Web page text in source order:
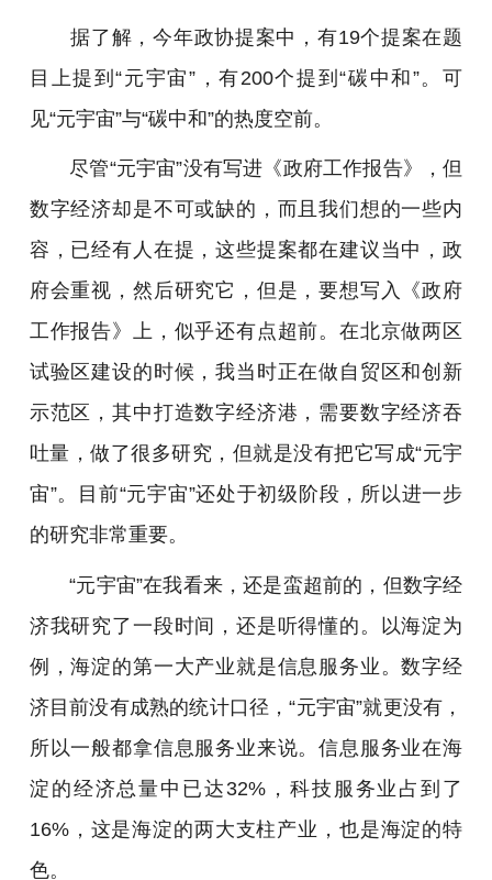
据了解，今年政协提案中，有19个提案在题
目上提到“元宇宙”，有200个提到“碳中和”。可
见“元宇宙”与“碳中和”的热度空前。
尽管“元宇宙”没有写进《政府工作报告》，但
数字经济却是不可或缺的，而且我们想的一些内
容，已经有人在提，这些提案都在建议当中，政
府会重视，然后研究它，但是，要想写入《政府
工作报告》上，似乎还有点超前。在北京做两区
试验区建设的时候，我当时正在做自贸区和创新
示范区，其中打造数字经济港，需要数字经济吞
吐量，做了很多研究，但就是没有把它写成“元宇
宙”。目前“元宇宙”还处于初级阶段，所以进一步
的研究非常重要。
“元宇宙”在我看来，还是蛮超前的，但数字经
济我研究了一段时间，还是听得懂的。以海淀为
例，海淀的第一大产业就是信息服务业。数字经
济目前没有成熟的统计口径，“元宇宙”就更没有，
所以一般都拿信息服务业来说。信息服务业在海
淀的经济总量中已达32%，科技服务业占到了
16%，这是海淀的两大支柱产业，也是海淀的特
色。